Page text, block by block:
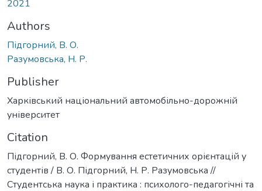
2021
Authors
Підгорний, В. О.
Разумовська, Н. Р.
Publisher
Харківський національний автомобільно-дорожній
університет
Citation
Підгорний, В. О. Формування естетичних орієнтацій у
студентів / В. О. Підгорний, Н. Р. Разумовська //
Студентська наука і практика : психолого-педагогічні та